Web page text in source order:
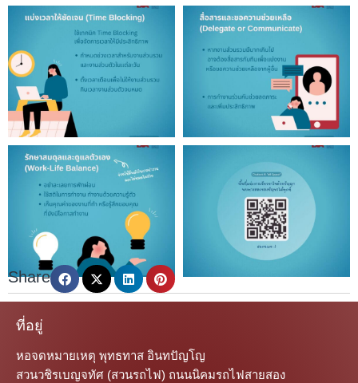
Share
ที่อยู่
หอจดหมายเหตุ พุทธทาส อินทปัญโญ
สวนวชิรเบญจทัศ (สวนรถไฟ) ถนนนิคมรถไฟสายสอง